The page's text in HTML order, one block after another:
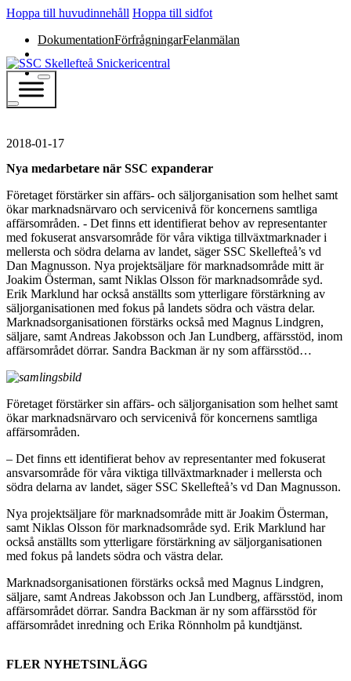
Hoppa till huvudinnehåll Hoppa till sidfot
DokumentationFörfrågningarFelanmälan
2018-01-17
Nya medarbetare när SSC expanderar
Företaget förstärker sin affärs- och säljorganisation som helhet samt
ökar marknadsnärvaro och servicenivå för koncernens samtliga
affärsområden. - Det finns ett identifierat behov av representanter
med fokuserat ansvarsområde för våra viktiga tillväxtmarknader i
mellersta och södra delarna av landet, säger SSC Skellefteå’s vd
Dan Magnusson. Nya projektsäljare för marknadsområde mitt är
Joakim Österman, samt Niklas Olsson för marknadsområde syd.
Erik Marklund har också anställts som ytterligare förstärkning av
säljorganisationen med fokus på landets södra och västra delar.
Marknadsorganisationen förstärks också med Magnus Lindgren,
säljare, samt Andreas Jakobsson och Jan Lundberg, affärsstöd, inom
affärsområdet dörrar. Sandra Backman är ny som affärsstöd…
Företaget förstärker sin affärs- och säljorganisation som helhet samt
ökar marknadsnärvaro och servicenivå för koncernens samtliga
affärsområden.
– Det finns ett identifierat behov av representanter med fokuserat
ansvarsområde för våra viktiga tillväxtmarknader i mellersta och
södra delarna av landet, säger SSC Skellefteå’s vd Dan Magnusson.
Nya projektsäljare för marknadsområde mitt är Joakim Österman,
samt Niklas Olsson för marknadsområde syd. Erik Marklund har
också anställts som ytterligare förstärkning av säljorganisationen
med fokus på landets södra och västra delar.
Marknadsorganisationen förstärks också med Magnus Lindgren,
säljare, samt Andreas Jakobsson och Jan Lundberg, affärsstöd, inom
affärsområdet dörrar. Sandra Backman är ny som affärsstöd för
affärsområdet inredning och Erika Rönnholm på kundtjänst.
FLER NYHETSINLÄGG